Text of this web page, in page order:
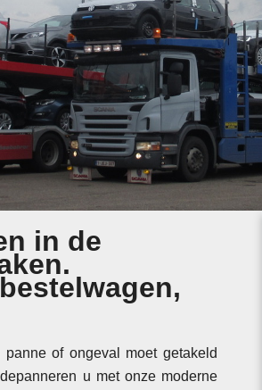
in de
of ongeval moet getakeld
u met onze moderne